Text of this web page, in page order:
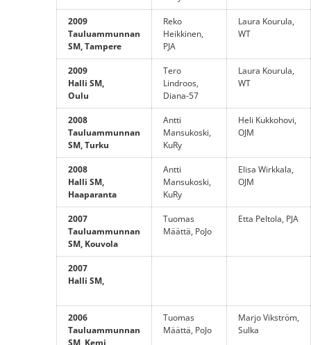
2009
Tauluammunnan
SM, Tampere
Reko
Heikkinen,
PJA
Laura Kourula,
WT
2009
Halli SM,
Oulu
Tero
Lindroos,
Diana-57
Laura Kourula,
WT
2008
Tauluammunnan
SM, Turku
Antti
Mansukoski,
KuRy
Heli Kukkohovi,
OJM
2008
Halli SM,
Haaparanta
Antti
Mansukoski,
KuRy
Elisa Wirkkala,
OJM
2007
Tauluammunnan
SM, Kouvola
Tuomas
Määttä, PoJo
Etta Peltola, PJA
2007
Halli SM,
2006
Tauluammunnan
SM, Kemi
Tuomas
Määttä, PoJo
Marjo Vikström,
Sulka